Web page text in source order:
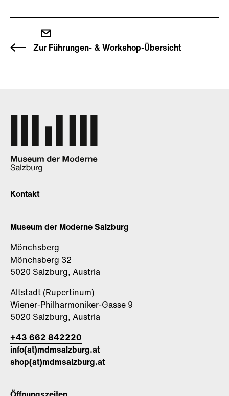
Zur Führungen- & Workshop-Übersicht
Kontakt
Museum der Moderne Salzburg
Mönchsberg
Mönchsberg 32
5020 Salzburg, Austria
Altstadt (Rupertinum)
Wiener-Philharmoniker-Gasse 9
5020 Salzburg, Austria
+43 662 842220
info(at)mdmsalzburg.at
shop(at)mdmsalzburg.at